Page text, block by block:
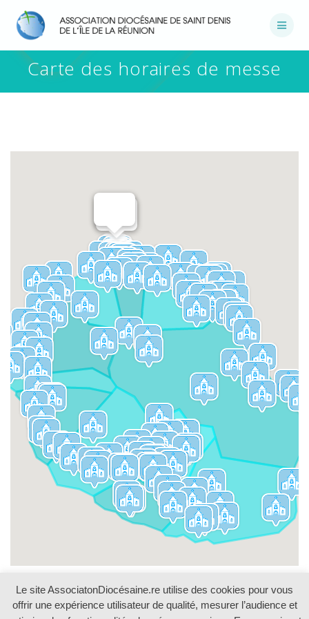
au
contenu
Carte des horaires de messe
Le site AssociatonDiocésaine.re utilise des cookies pour vous
offrir une expérience utilisateur de qualité, mesurer l’audience et